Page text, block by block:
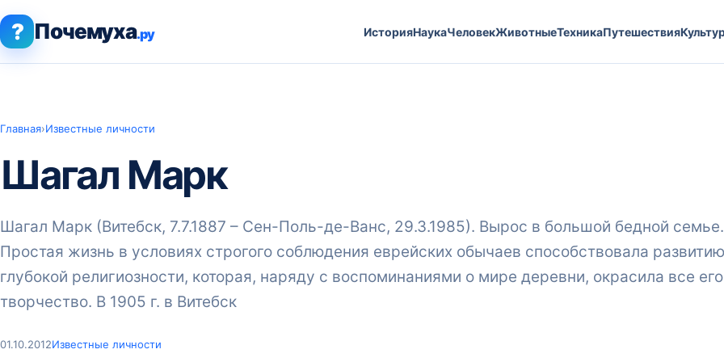
? Почемуха.ру ИсторияНаукаЧеловекЖивотныеТехникаПутешествия
Главная›Известные личности
Шагал Марк
Шагал Марк (Витебск, 7.7.1887 – Сен-Поль-де-Ванс, 29.3.1985). Вырос в большой бедной семье.
Простая жизнь в условиях строгого соблюдения еврейских обычаев способствовала развитию
глубокой религиозности, которая, наряду с воспоминаниями о мире деревни, окрасила все его
творчество. В 1905 г. в Витебск
01.10.2012Известные личности